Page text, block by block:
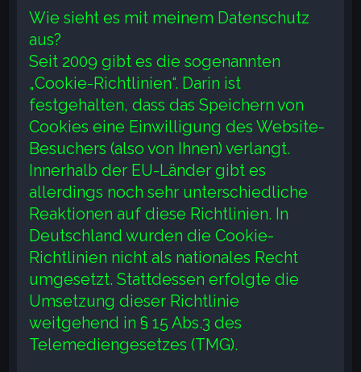
Wie sieht es mit meinem Datenschutz
aus?
Seit 2009 gibt es die sogenannten
„Cookie-Richtlinien“. Darin ist
festgehalten, dass das Speichern von
Cookies eine Einwilligung des Website-
Besuchers (also von Ihnen) verlangt.
Innerhalb der EU-Länder gibt es
allerdings noch sehr unterschiedliche
Reaktionen auf diese Richtlinien. In
Deutschland wurden die Cookie-
Richtlinien nicht als nationales Recht
umgesetzt. Stattdessen erfolgte die
Umsetzung dieser Richtlinie
weitgehend in § 15 Abs.3 des
Telemediengesetzes (TMG).